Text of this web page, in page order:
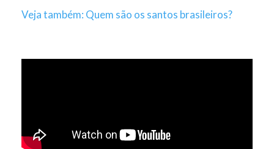
Veja também: Quem são os santos brasileiros?